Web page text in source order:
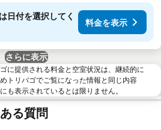
日付を選択してく
料金を表示
さらに表示
に提供される料金と空室状況は、継続的に
トリバゴでご覧になった情報と同じ内容
も表示されているとは限りません。
る質問